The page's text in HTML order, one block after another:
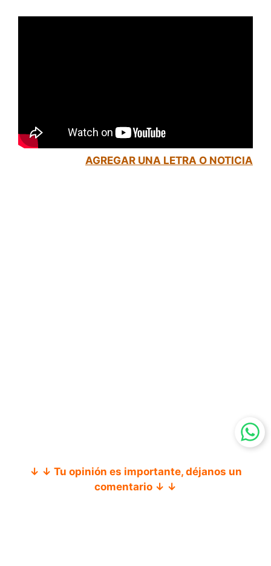
AGREGAR UNA LETRA O NOTICIA
↓ ↓ Tu opinión es importante, déjanos un
comentario ↓ ↓